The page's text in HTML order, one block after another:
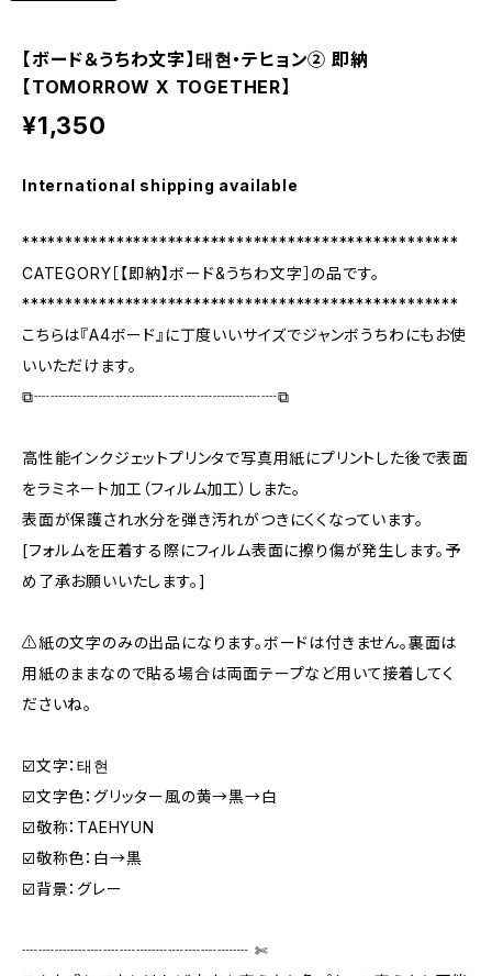
【ボード＆うちわ文字】태현・テヒョン② 即納
【TOMORROW X TOGETHER】
¥1,350
International shipping available
***************************************************
CATEGORY［【即納】ボード&うちわ文字］の品です。
***************************************************
こちらは『A4ボード』に丁度いいサイズでジャンボうちわにもお使
いいただけます。
⧉┈┈┈┈┈┈┈┈┈┈┈┈┈┈┈⧉
高性能インクジェットプリンタで写真用紙にプリントした後で表面
をラミネート加工（フィルム加工）しまた。
表面が保護され水分を弾き汚れがつきにくくなっています。
[フォルムを圧着する際にフィルム表面に擦り傷が発生します。予
め了承お願いいたします。]
⚠️紙の文字のみの出品になります。ボードは付きません。裏面は
用紙のままなので貼る場合は両面テープなど用いて接着してく
ださいね。
☑️文字：태현
☑️文字色：グリッター風の黄→黒→白
☑️敬称：TAEHYUN
☑️敬称色：白→黒
☑️背景：グレー
┈┈┈┈┈┈┈┈┈┈┈┈┈┈ ✄‬‬